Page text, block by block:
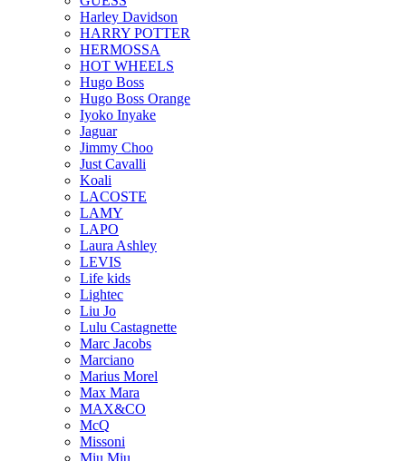
Harley Davidson
HARRY POTTER
HERMOSSA
HOT WHEELS
Hugo Boss
Hugo Boss Orange
Iyoko Inyake
Jaguar
Jimmy Choo
Just Cavalli
Koali
LACOSTE
LAMY
LAPO
Laura Ashley
LEVIS
Life kids
Lightec
Liu Jo
Lulu Castagnette
Marc Jacobs
Marciano
Marius Morel
Max Mara
MAX&CO
McQ
Missoni
Miu Miu